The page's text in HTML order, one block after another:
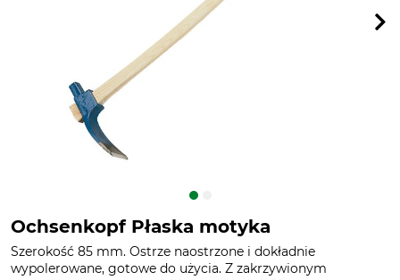
Ochsenkopf Płaska motyka
Szerokość 85 mm. Ostrze naostrzone i dokładnie
wypolerowane, gotowe do użycia. Z zakrzywionym